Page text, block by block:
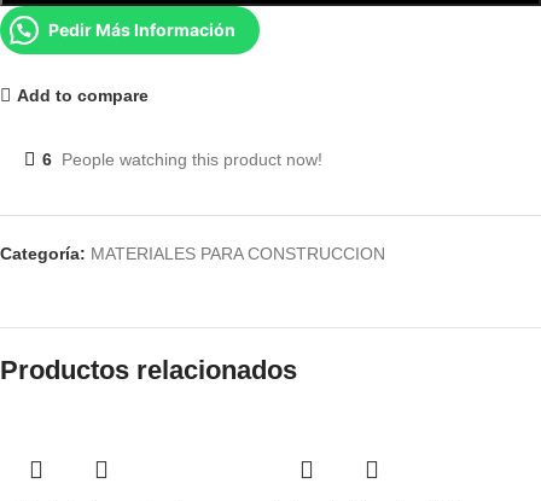
Pedir Más Información
Add to compare
6 People watching this product now!
Categoría: MATERIALES PARA CONSTRUCCION
Productos relacionados